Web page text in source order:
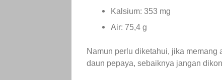
Kalsium: 353 mg
Air: 75,4 g
Namun perlu diketahui, jika
daun pepaya, sebaiknya jangan